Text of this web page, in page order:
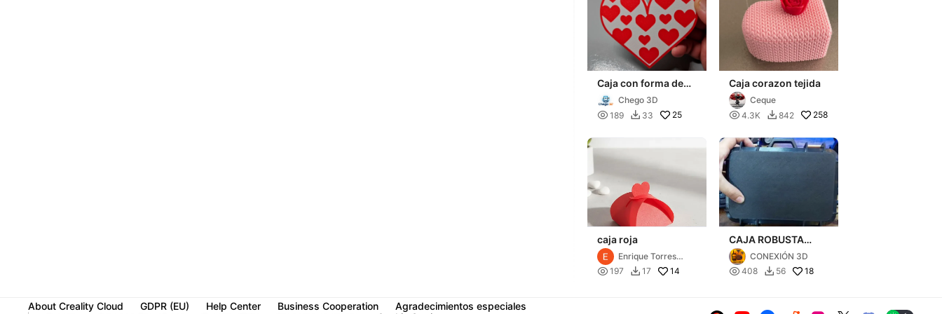
Caja con forma de
corazonChego 3D
 189  33 25
Caja corazon tejida
Ceque
 4.3K  842 258
caja roja
Enrique Torres
Jimenez
 197  17 14
CAJA ROBUSTA
PARA TUS
PROYECTOS
CONEXIÓN 3D
 408  56 18
About Creality Cloud GDPR (EU) Help Center Business Cooperation
Agradecimientos especiales